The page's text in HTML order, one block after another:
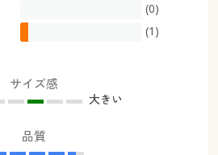
合わせ
(0)
(1)
サイズ感
大きい
品質